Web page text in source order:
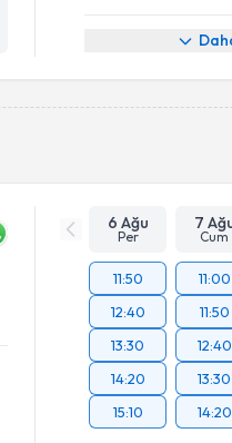
6 Ağu
Per
7
Cum
11:50
12:40
13:30
14:20
15:10
11:00
11:50
12:40
13:30
14:20